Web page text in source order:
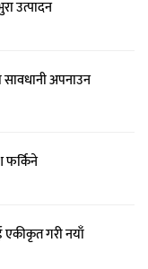
उत्पादन
सावधानी अपनाउन
फर्किने
एकीकृत गरी नयाँ